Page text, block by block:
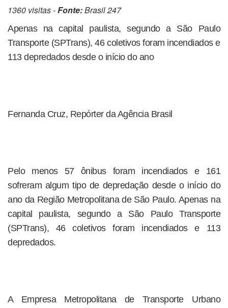
1360 visitas -Fonte:Brasil 247
Apenas na capital paulista, segundo a São Paulo
Transporte (SPTrans), 46 coletivos foram incendiados e
113 depredados desde o início do ano
Fernanda Cruz, Repórter da Agência Brasil
Pelo menos 57 ônibus foram incendiados e 161
sofreram algum tipo de depredação desde o início do
ano da Região Metropolitana de São Paulo. Apenas na
capital paulista, segundo a São Paulo Transporte
(SPTrans), 46 coletivos foram incendiados e 113
depredados.
A Empresa Metropolitana de Transporte Urbano